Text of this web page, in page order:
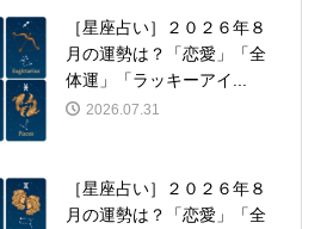
［星座占い］２０２６年８
月の運勢は？「恋愛」「全
体運」「ラッキーアイ...
2026.07.31
［星座占い］２０２６年８
月の運勢は？「恋愛」「全